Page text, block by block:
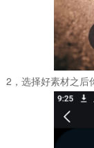
2，选择好素材之后